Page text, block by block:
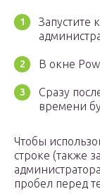
Запустите
В окне
Сразу
времени
Чтобы
строке (также
пробел перед